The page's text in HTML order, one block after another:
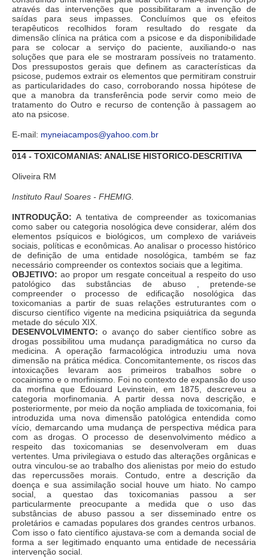
através das intervenções que possibilitaram a invenção de
saídas para seus impasses. Concluímos que os efeitos
terapêuticos recolhidos foram resultado do resgate da
dimensão clínica na prática com a psicose e da disponibilidade
para se colocar a serviço do paciente, auxiliando-o nas
soluções que para ele se mostraram possíveis no tratamento.
Dos pressupostos gerais que definem as características da
psicose, pudemos extrair os elementos que permitiram construir
as particularidades do caso, corroborando nossa hipótese de
que a manobra da transferência pode servir como meio de
tratamento do Outro e recurso de contenção à passagem ao
ato na psicose.
E-mail: myneiacampos@yahoo.com.br
014 - TOXICOMANIAS: ANALISE HISTORICO-DESCRITIVA
Oliveira RM
Instituto Raul Soares - FHEMIG.
INTRODUÇÃO: A tentativa de compreender as toxicomanias
como saber ou categoria nosológica deve considerar, além dos
elementos psíquicos e biológicos, um complexo de variáveis
sociais, políticas e econômicas. Ao analisar o processo histórico
de definição de uma entidade nosológica, também se faz
necessário compreender os contextos sociais que a legitima.
OBJETIVO: ao propor um resgate conceitual a respeito do uso
patológico das substâncias de abuso , pretende-se
compreender o processo de edificação nosológica das
toxicomanias a partir de suas relações estruturantes com o
discurso científico vigente na medicina psiquiátrica da segunda
metade do século XIX.
DESENVOLVIMENTO: o avanço do saber científico sobre as
drogas possibilitou uma mudança paradigmática no curso da
medicina. A operação farmacológica introduziu uma nova
dimensão na prática médica. Concomitantemente, os riscos das
intoxicações levaram aos primeiros trabalhos sobre o
cocainismo e o morfinismo. Foi no contexto de expansão do uso
da morfina que Edouard Levinstein, em 1875, descreveu a
categoria morfinomania. A partir dessa nova descrição, e
posteriormente, por meio da noção ampliada de toxicomania, foi
introduzida uma nova dimensão patológica entendida como
vício, demarcando uma mudança de perspectiva médica para
com as drogas. O processo de desenvolvimento médico a
respeito das toxicomanias se desenvolveram em duas
vertentes. Uma privilegiava o estudo das alterações orgânicas e
outra vinculou-se ao trabalho dos alienistas por meio do estudo
das repercussões morais. Contudo, entre a descrição da
doença e sua assimilação social houve um hiato. No campo
social, a questao das toxicomanias passou a ser
particularmente preocupante a medida que o uso das
substâncias de abuso passou a ser disseminado entre os
proletários e camadas populares dos grandes centros urbanos.
Com isso o fato científico ajustava-se com a demanda social de
forma a ser legitimado enquanto uma entidade de necessária
intervenção social.